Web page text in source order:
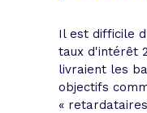
Il est difficile
taux d'intérêt
livraient les
objectifs
«